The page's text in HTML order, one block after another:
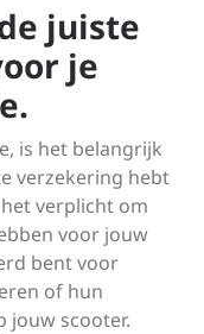
juiste
je
is het belangrijk
verzekering hebt
verplicht om
voor jouw
bent voor
of hun
jouw scooter.